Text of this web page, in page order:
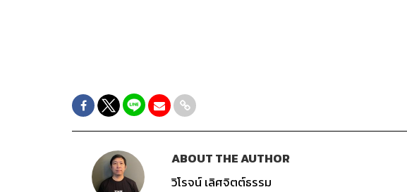
ABOUT THE AUTHOR
วิโรจน์ เลิศจิตต์ธรรม